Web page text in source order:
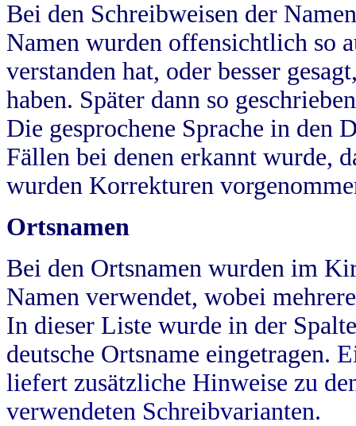
Bei den Schreibweisen der
Namen wurden offensichtlich so
verstanden hat, oder besser
haben. Später dann so
Die gesprochene Sprache in
Fällen bei denen erkannt wurde,
wurden Korrekturen
Ortsnamen
Bei den Ortsnamen wurden im
Namen verwendet, wobei
In dieser Liste wurde in der
deutsche Ortsname eingetragen.
liefert zusätzliche Hinweise zu
verwendeten Schreibvarianten.